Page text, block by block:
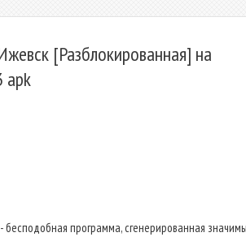
[Разблокированная] на
apk
бесподобная программа, сгенерированная